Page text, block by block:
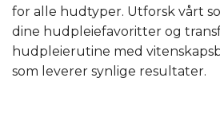
for alle hudtyper. Utforsk vårt
dine hudpleiefavoritter og
hudpleierutine med
som leverer synlige resultater.